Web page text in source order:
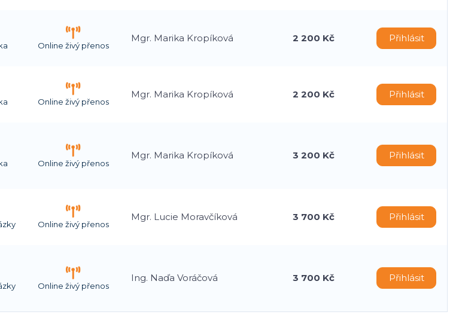
Online živý přenos
Mgr. Marika Kropíková 2 200 Kč Přihlásit
Online živý přenos
Mgr. Marika Kropíková 2 200 Kč Přihlásit
Online živý přenos
Mgr. Marika Kropíková 3 200 Kč Přihlásit
Online živý přenos
Mgr. Lucie Moravčíková 3 700 Kč Přihlásit
Online živý přenos
Ing. Naďa Voráčová 3 700 Kč Přihlásit